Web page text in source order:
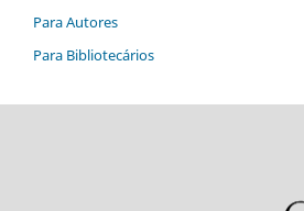
Para Autores
Para Bibliotecários